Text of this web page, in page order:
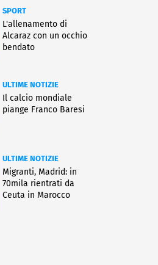
SPORT
L'allenamento di
Alcaraz con un occhio
bendato
ULTIME NOTIZIE
Il calcio mondiale
piange Franco Baresi
ULTIME NOTIZIE
Migranti, Madrid: in
70mila rientrati da
Ceuta in Marocco